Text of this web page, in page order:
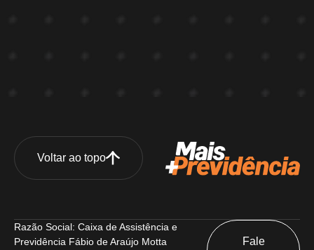
Voltar ao topo
Razão Social: Caixa de Assistência e
Previdência Fábio de Araújo Motta
Fale